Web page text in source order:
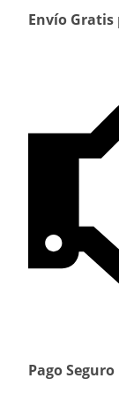
Envío Gratis
Pago Seguro